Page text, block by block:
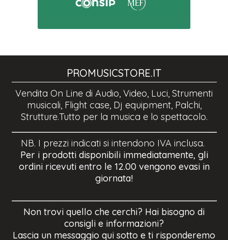
PROMUSICSTORE.IT
Vendita On Line di Audio, Video, Luci, Strumenti
musicali, Flight case, Dj equipment, Palchi,
Strutture.Tutto per la musica e lo spettacolo.
NB. I prezzi indicati si intendono IVA inclusa.
Per i prodotti disponibili immediatamente, gli
ordini ricevuti entro le 12.00 vengono evasi in
giornata!
Non trovi quello che cerchi? Hai bisogno di
consigli e informazioni?
Lascia un messaggio qui sotto e ti risponderemo